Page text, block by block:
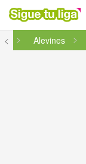
<
Alevines